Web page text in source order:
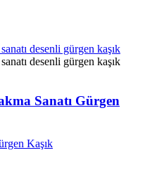
Sanatı Gürgen
Kaşık